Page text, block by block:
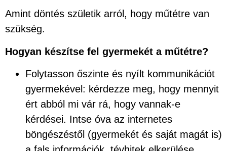
Amint döntés születik arról, hogy műtétre van
szükség.
Hogyan készítse fel gyermekét a műtétre?
Folytasson őszinte és nyílt kommunikációt
gyermekével: kérdezze meg, hogy mennyit
ért abból mi vár rá, hogy vannak-e
kérdései. Intse óva az internetes
böngészéstől (gyermekét és saját magát is)